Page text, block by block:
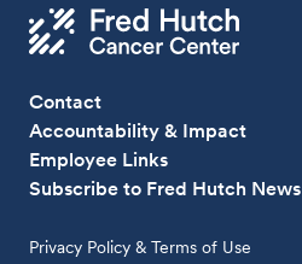
Contact
Accountability & Impact
Employee Links
Subscribe to Fred Hutch News
Privacy Policy & Terms of Use